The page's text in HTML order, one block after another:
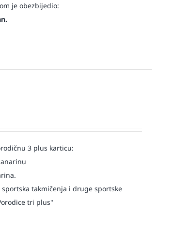
je obezbijedio:
3 plus karticu:
takmičenja i druge sportske
tri plus"